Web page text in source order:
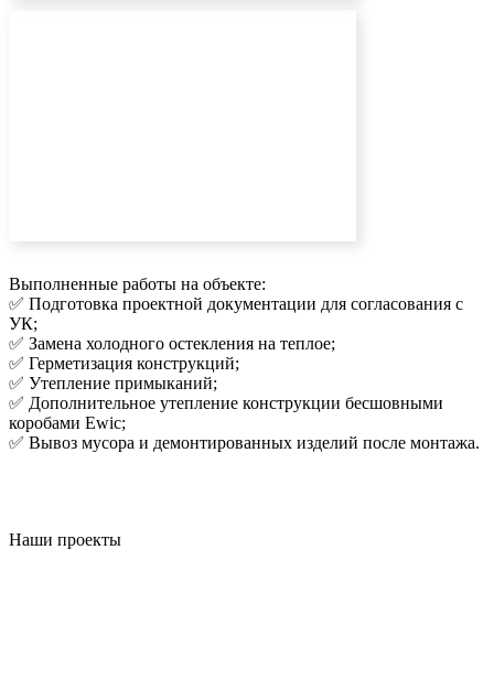
Выполненные работы на объекте:
✅ Подготовка проектной документации для согласования с
УК;
✅ Замена холодного остекления на теплое;
✅ Герметизация конструкций;
✅ Утепление примыканий;
✅ Дополнительное утепление конструкции бесшовными
коробами Ewic;
✅ Вывоз мусора и демонтированных изделий после монтажа.
Наши проекты